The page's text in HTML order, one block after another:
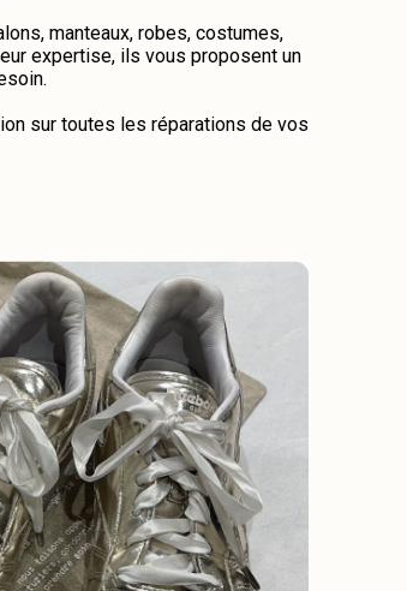
manteaux, robes, costumes,
expertise, ils vous proposent un
sur toutes les réparations de vos